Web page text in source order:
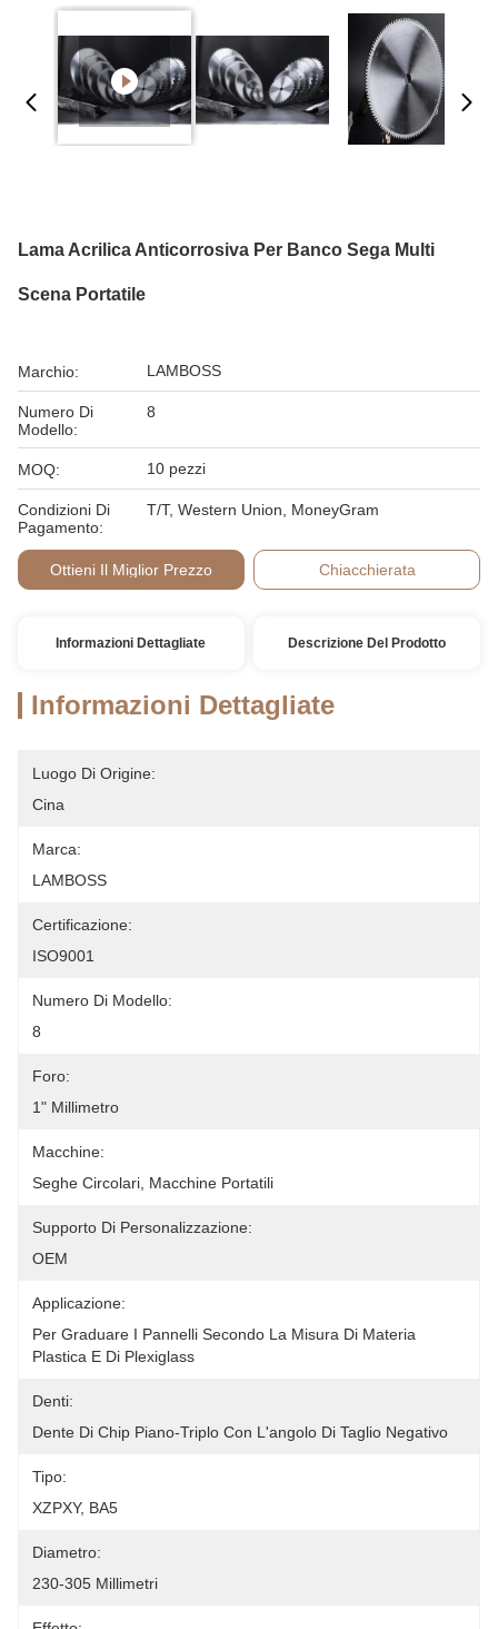
Lama Acrilica Anticorrosiva Per Banco Sega Multi
Scena Portatile
Marchio: LAMBOSS
Numero Di
Modello:
8
MOQ: 10 pezzi
Condizioni Di
Pagamento:
T/T, Western Union, MoneyGram
Ottieni Il Miglior Prezzo Chiacchierata
Informazioni Dettagliate Descrizione Del Prodotto
Informazioni Dettagliate
Luogo Di Origine:
Cina
Marca:
LAMBOSS
Certificazione:
ISO9001
Numero Di Modello:
8
Foro:
1" Millimetro
Macchine:
Seghe Circolari, Macchine Portatili
Supporto Di Personalizzazione:
OEM
Applicazione:
Per Graduare I Pannelli Secondo La Misura Di Materia
Plastica E Di Plexiglass
Denti:
Dente Di Chip Piano-Triplo Con L'angolo Di Taglio Negativo
Tipo:
XZPXY, BA5
Diametro:
230-305 Millimetri